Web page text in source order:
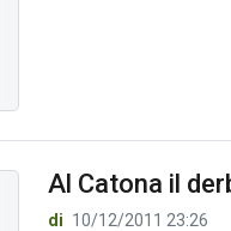
Al Catona il
di 10/12/2011 23:26